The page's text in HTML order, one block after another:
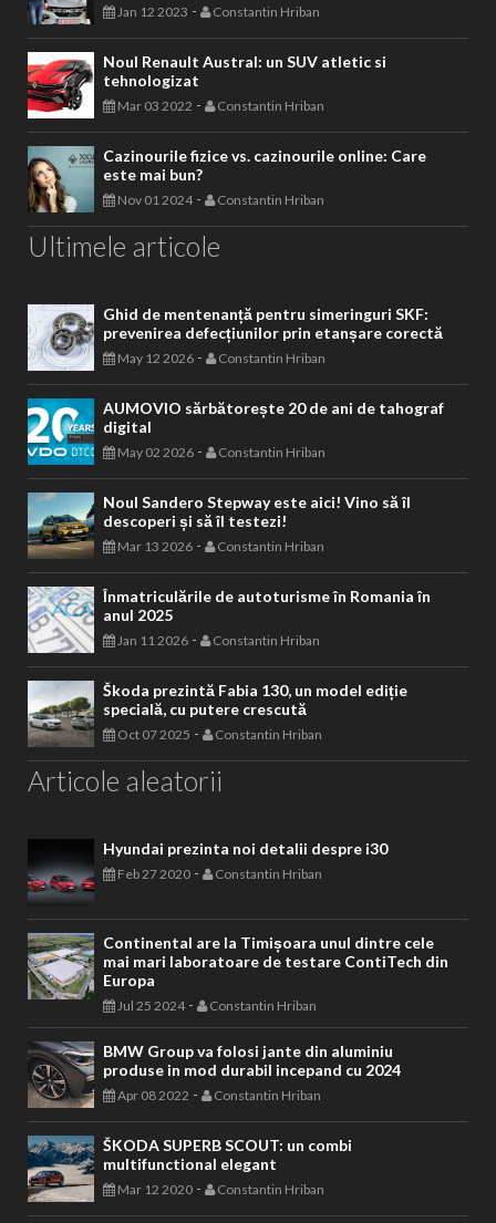
Jan 12 2023 - Constantin Hriban
Noul Renault Austral: un SUV atletic si
tehnologizat
Mar 03 2022 - Constantin Hriban
Cazinourile fizice vs. cazinourile online: Care
este mai bun?
Nov 01 2024- Constantin Hriban
Ultimele articole
Ghid de mentenanță pentru simeringuri SKF:
prevenirea defecțiunilor prin etanșare corectă
May 12 2026 - Constantin Hriban
AUMOVIO sărbătorește 20 de ani de tahograf
digital
May 02 2026 - Constantin Hriban
Noul Sandero Stepway este aici! Vino să îl
descoperi și să îl testezi!
Mar 13 2026 - Constantin Hriban
Înmatriculările de autoturisme în Romania în
anul 2025
Jan 11 2026 - Constantin Hriban
Škoda prezintă Fabia 130, un model ediție
specială, cu putere crescută
Oct 07 2025 - Constantin Hriban
Articole aleatorii
Hyundai prezinta noi detalii despre i30
Feb 27 2020 - Constantin Hriban
Continental are la Timișoara unul dintre cele
mai mari laboratoare de testare ContiTech din
Europa
Jul 25 2024- Constantin Hriban
BMW Group va folosi jante din aluminiu
produse in mod durabil incepand cu 2024
Apr 08 2022 - Constantin Hriban
ŠKODA SUPERB SCOUT: un combi
multifunctional elegant
Mar 12 2020 - Constantin Hriban